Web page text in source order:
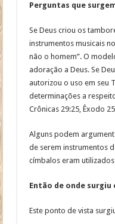
Perguntas que
Se Deus criou os
instrumentos musicais
não o homem”. O
adoração a Deus. Se
autorizou o uso em seu
determinações a
Crônicas 29:25, Êxodo
Alguns podem
de serem instrumentos
címbalos eram
Então de onde surgiu
Este ponto de vista